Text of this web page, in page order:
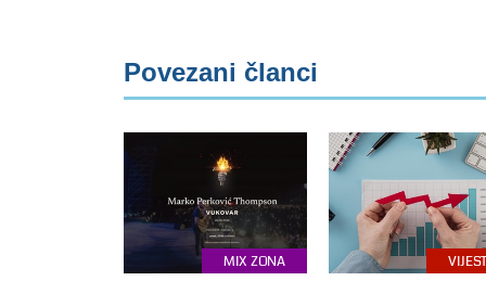
Povezani članci
MIX ZONA